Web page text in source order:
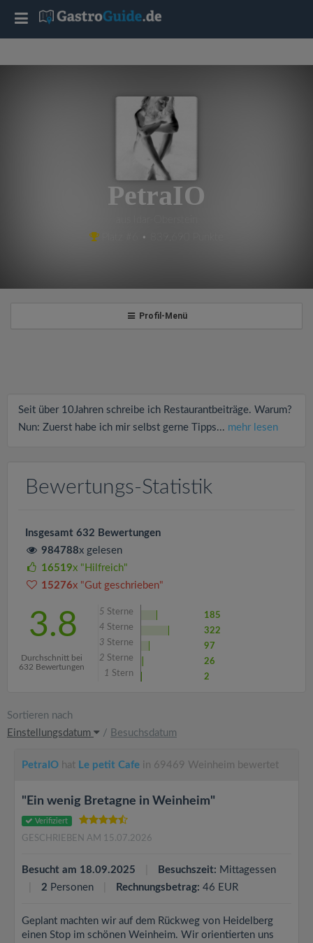
PetraIO
Platz #6 • 839,690 Punkte
Profil-Menü
Seit über 10Jahren schreibe ich Restaurantbeiträge. Warum?
Nun: Zuerst habe ich mir selbst gerne Tipps... mehr lesen
Bewertungs-Statistik
Insgesamt 632 Bewertungen
984788x gelesen
16519x "Hilfreich"
15276x "Gut geschrieben"
3.8
Durchschnitt bei
632 Bewertungen
5 Sterne
185
4 Sterne
322
3 Sterne
97
2 Sterne
26
1 Stern 2
Sortieren nach
Einstellungsdatum
/ Besuchsdatum
PetraIO hat Le petit Cafe in 69469 Weinheim bewertet
"Ein wenig Bretagne in Weinheim"
Verifiziert
GESCHRIEBEN AM 15.07.2026
Besucht am 18.09.2025 Besuchszeit: Mittagessen
2 Personen Rechnungsbetrag: 46 EUR
Geplant machten wir auf dem Rückweg von Heidelberg
einen Stop im schönen Weinheim. Wir orientierten uns
T
a
o
n